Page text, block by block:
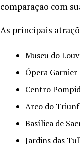
comparação com
As principais
Museu do
Ópera Garnier
Centro
Arco do
Basílica de
Jardins das